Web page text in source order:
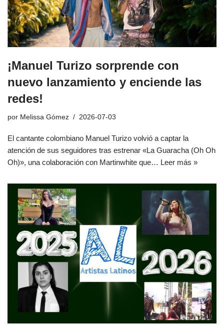
¡Manuel Turizo sorprende con
nuevo lanzamiento y enciende las
redes!
por Melissa Gómez 2026-07-03
El cantante colombiano Manuel Turizo volvió a captar la
atención de sus seguidores tras estrenar «La Guaracha (Oh Oh
Oh)», una colaboración con Martinwhite que… Leer más »